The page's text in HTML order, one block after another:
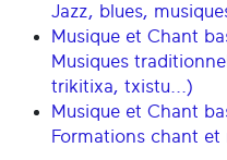
Jazz, blues,
Musique et Chant
Musiques
trikitixa, txistu...)
Musique et Chant
Formations chant et